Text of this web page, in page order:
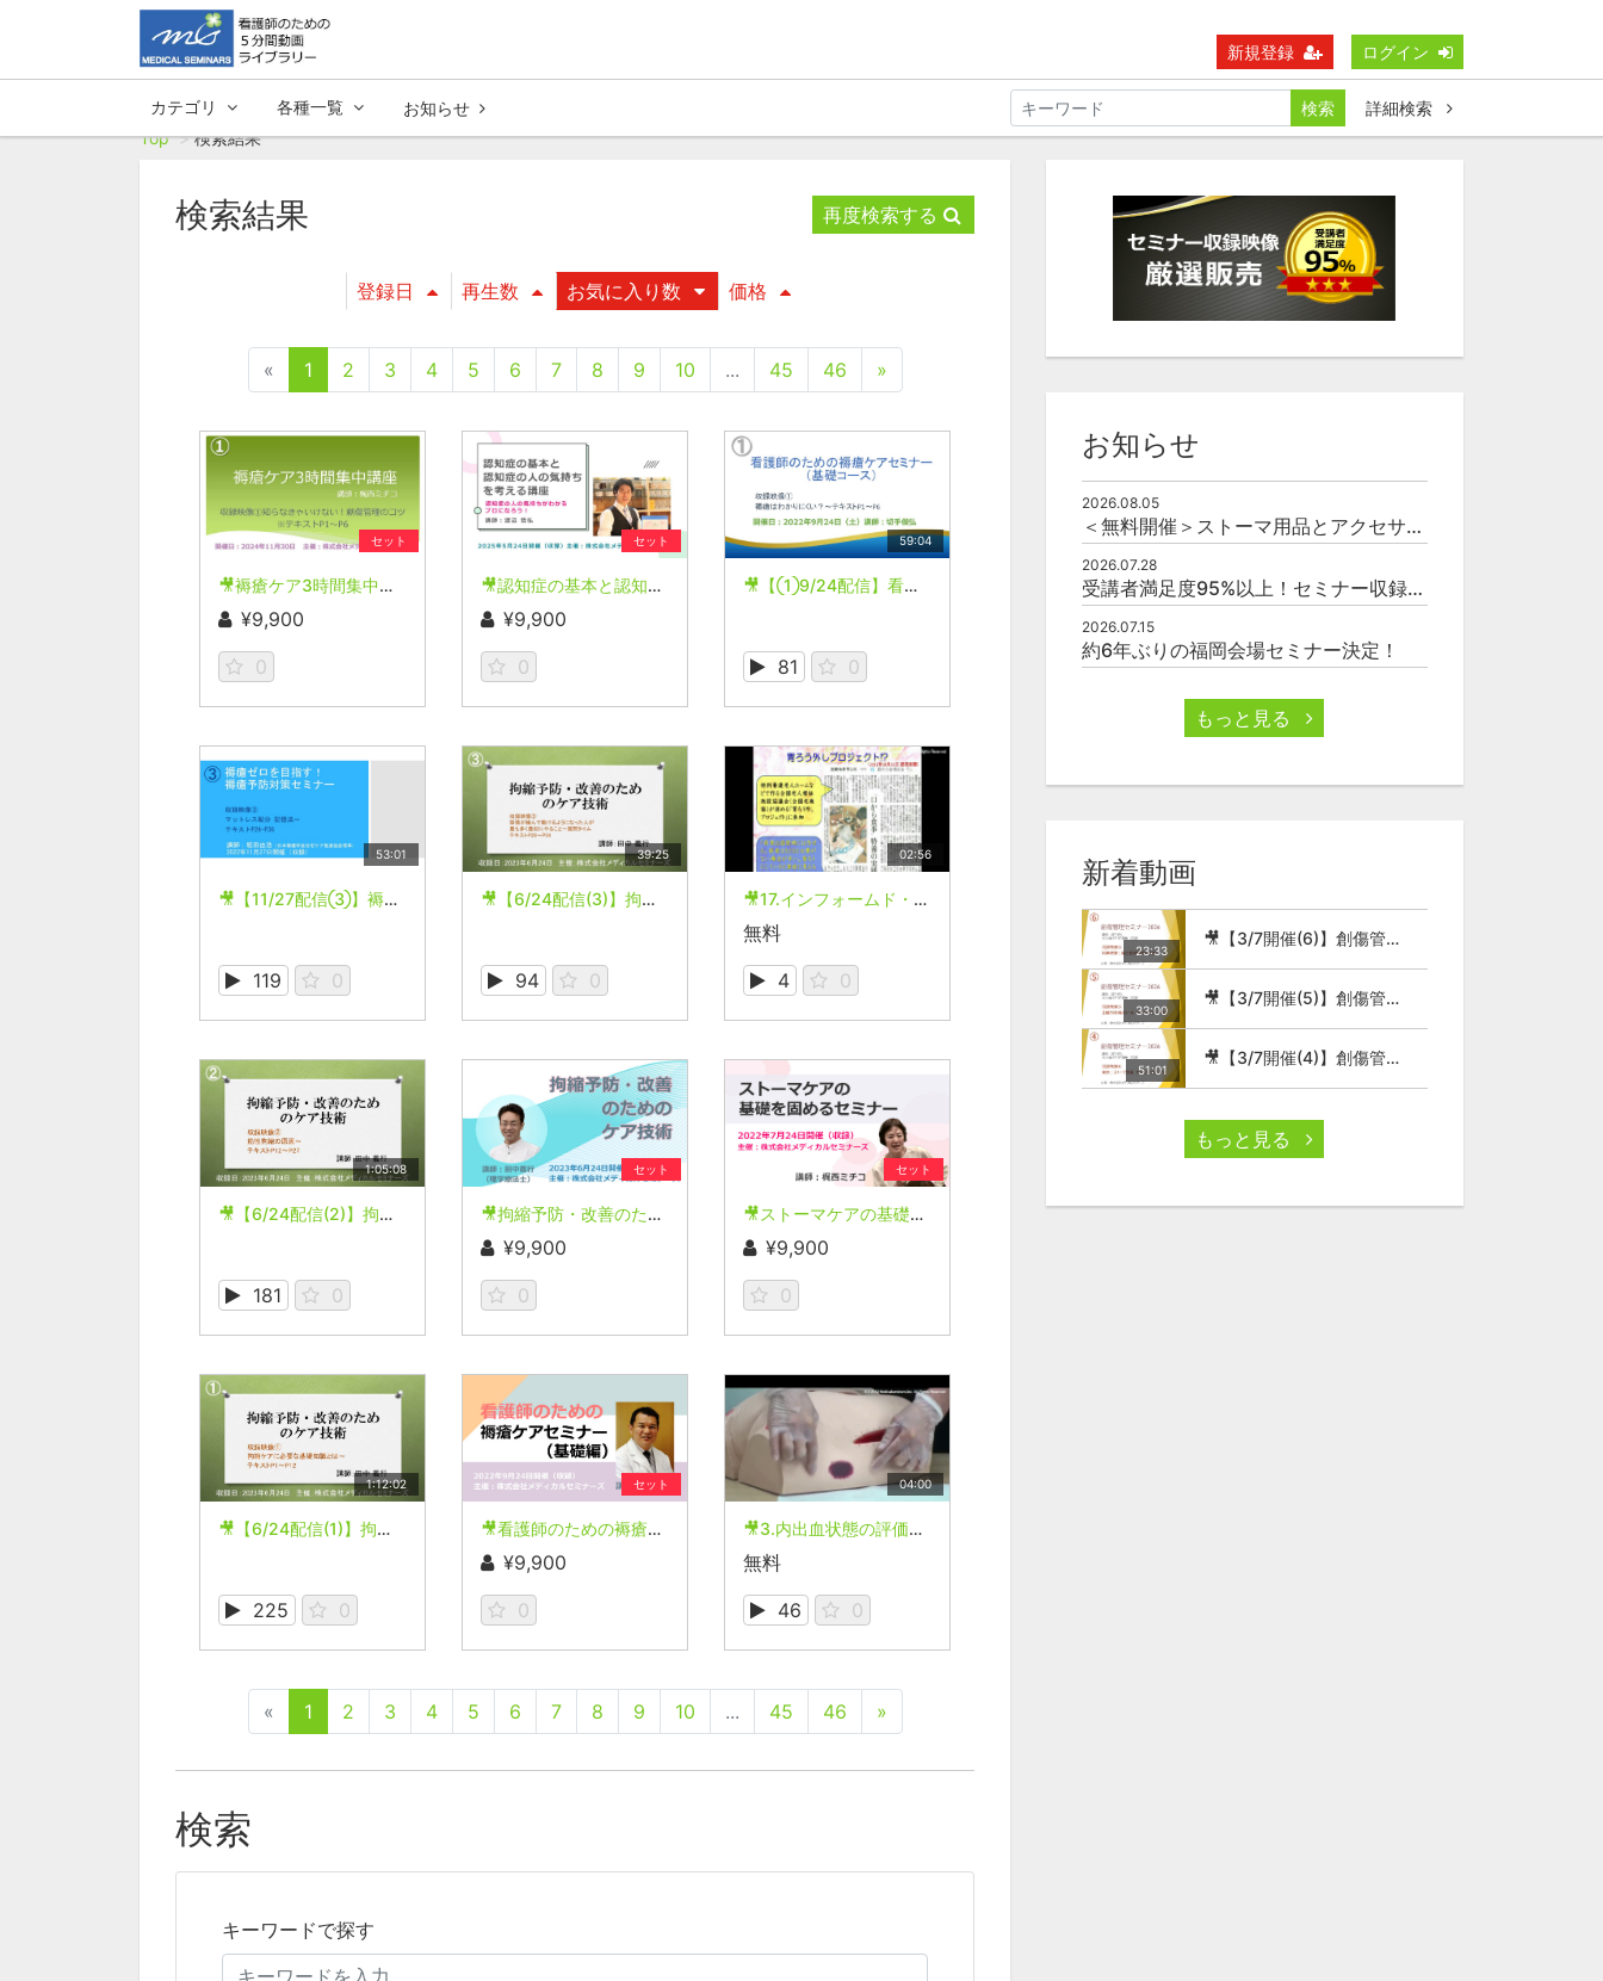
新規登録 ログイン
カテゴリ 各種一覧 お知らせ 検索
詳細検索
Top
検索結果
検索結果 再度検索する
登録日 再生数 お気に入り数 価格
« 1 2 3 4 5 6 7 8 9 10 ... 45 46 »
セット
🎥褥瘡ケア3時間集中講座【2024年11月30日開催(収録)】
¥9,900
0
セット
🎥認知症の基本と認知症の人の気持ちを考える講座
¥9,900
0
59:04
🎥【①9/24配信】看護師のための褥瘡ケアセミナー （基礎コース）
81 0
53:01
🎥【11/27配信③】褥瘡ゼロを目指す！褥瘡予防対策セミナー
119 0
39:25
🎥【6/24配信(3)】拘縮予防・改善のためのケア技術
94 0
02:56
🎥17.インフォームド・コンセント
無料
4
0
1:05:08
🎥【6/24配信(2)】拘縮予防・改善のためのケア技術
181 0
セット
🎥拘縮予防・改善のためのケア技術
¥9,900
0
セット
🎥ストーマケアの基礎を固めるセミナー【2022年7月24日開催(収録)】
¥9,900
0
1:12:02
🎥【6/24配信(1)】拘縮予防・改善のためのケア技術
225 0
セット
🎥看護師のための褥瘡ケアセミナー（基礎コース）【2022年9月24日開催(収録)】
¥9,900
0
04:00
🎥3.内出血状態の評価と対応
無料
46
0
« 1 2 3 4 5 6 7 8 9 10 ... 45 46 »
検索
キーワードで探す
お知らせ
2026.08.05
＜無料開催＞ストーマ用品とアクセサリーの使い方（オンライン）
2026.07.28
受講者満足度95%以上！セミナー収録映像の厳選販売
2026.07.15
約6年ぶりの福岡会場セミナー決定！
もっと見る
新着動画
23:33
🎥【3/7開催(6)】創傷管理セミナー2026
33:00
🎥【3/7開催(5)】創傷管理セミナー2026
51:01
🎥【3/7開催(4)】創傷管理セミナー2026
もっと見る